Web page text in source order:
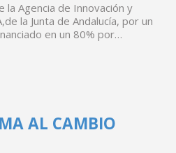
la Agencia de Innovación y
la Junta de Andalucía, por un
en un 80% por…
AL CAMBIO